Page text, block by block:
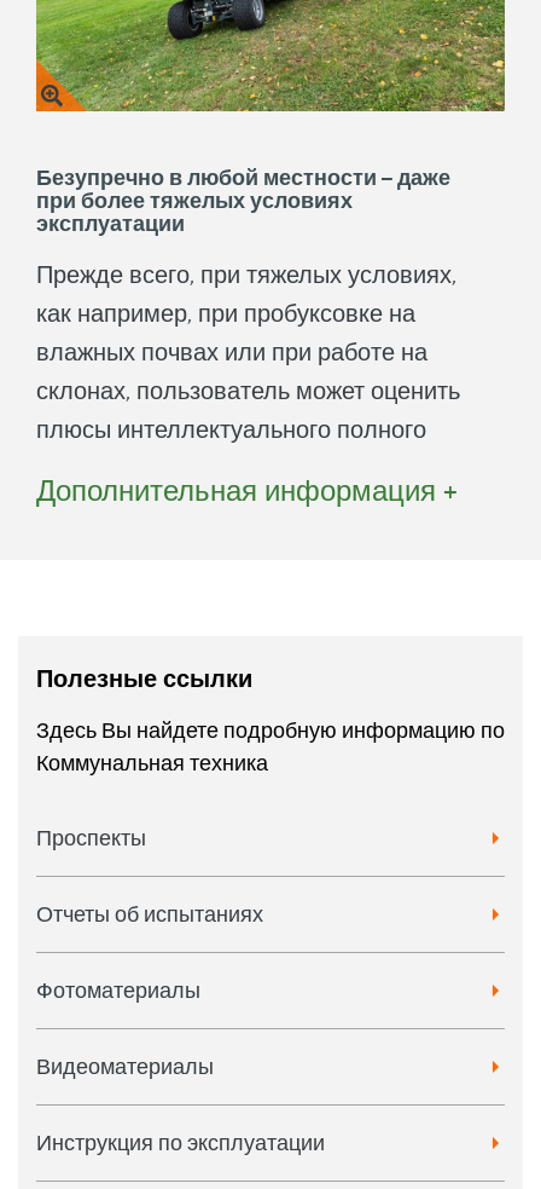
Повышенная безопасность при
максимальной маневренности
Даже для тяжелых условий
скольжении на влажной почве или на
склонах
снижает расход топлива и бережет
окружающую среду
Безупречно в любой местности – даже
при более тяжелых условиях
эксплуатации
Прежде всего, при тяжелых условиях,
как например, при пробуксовке на
влажных почвах или при работе на
склонах, пользователь может оценить
плюсы интеллектуального полного
минимальна, так как каждое колесо
площадях.
Дополнительная информация +
Полезные ссылки
Здесь Вы найдете подробную информацию по
Коммунальная техника
Проспекты
Отчеты об испытаниях
Фотоматериалы
Видеоматериалы
Инструкция по эксплуатации